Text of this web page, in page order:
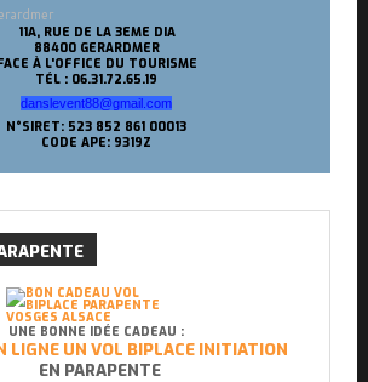
11A, RUE DE LA 3EME DIA
88400 GERARDMER
À L'OFFICE DU TOURISME
TÉL : 06.31.72.65.19
danslevent88@gmail.com
N°SIRET: 523 852 861 00013
CODE APE: 9319Z
UNE BONNE IDÉE CADEAU :
LIGNE UN VOL BIPLACE INITIATION
EN PARAPENTE